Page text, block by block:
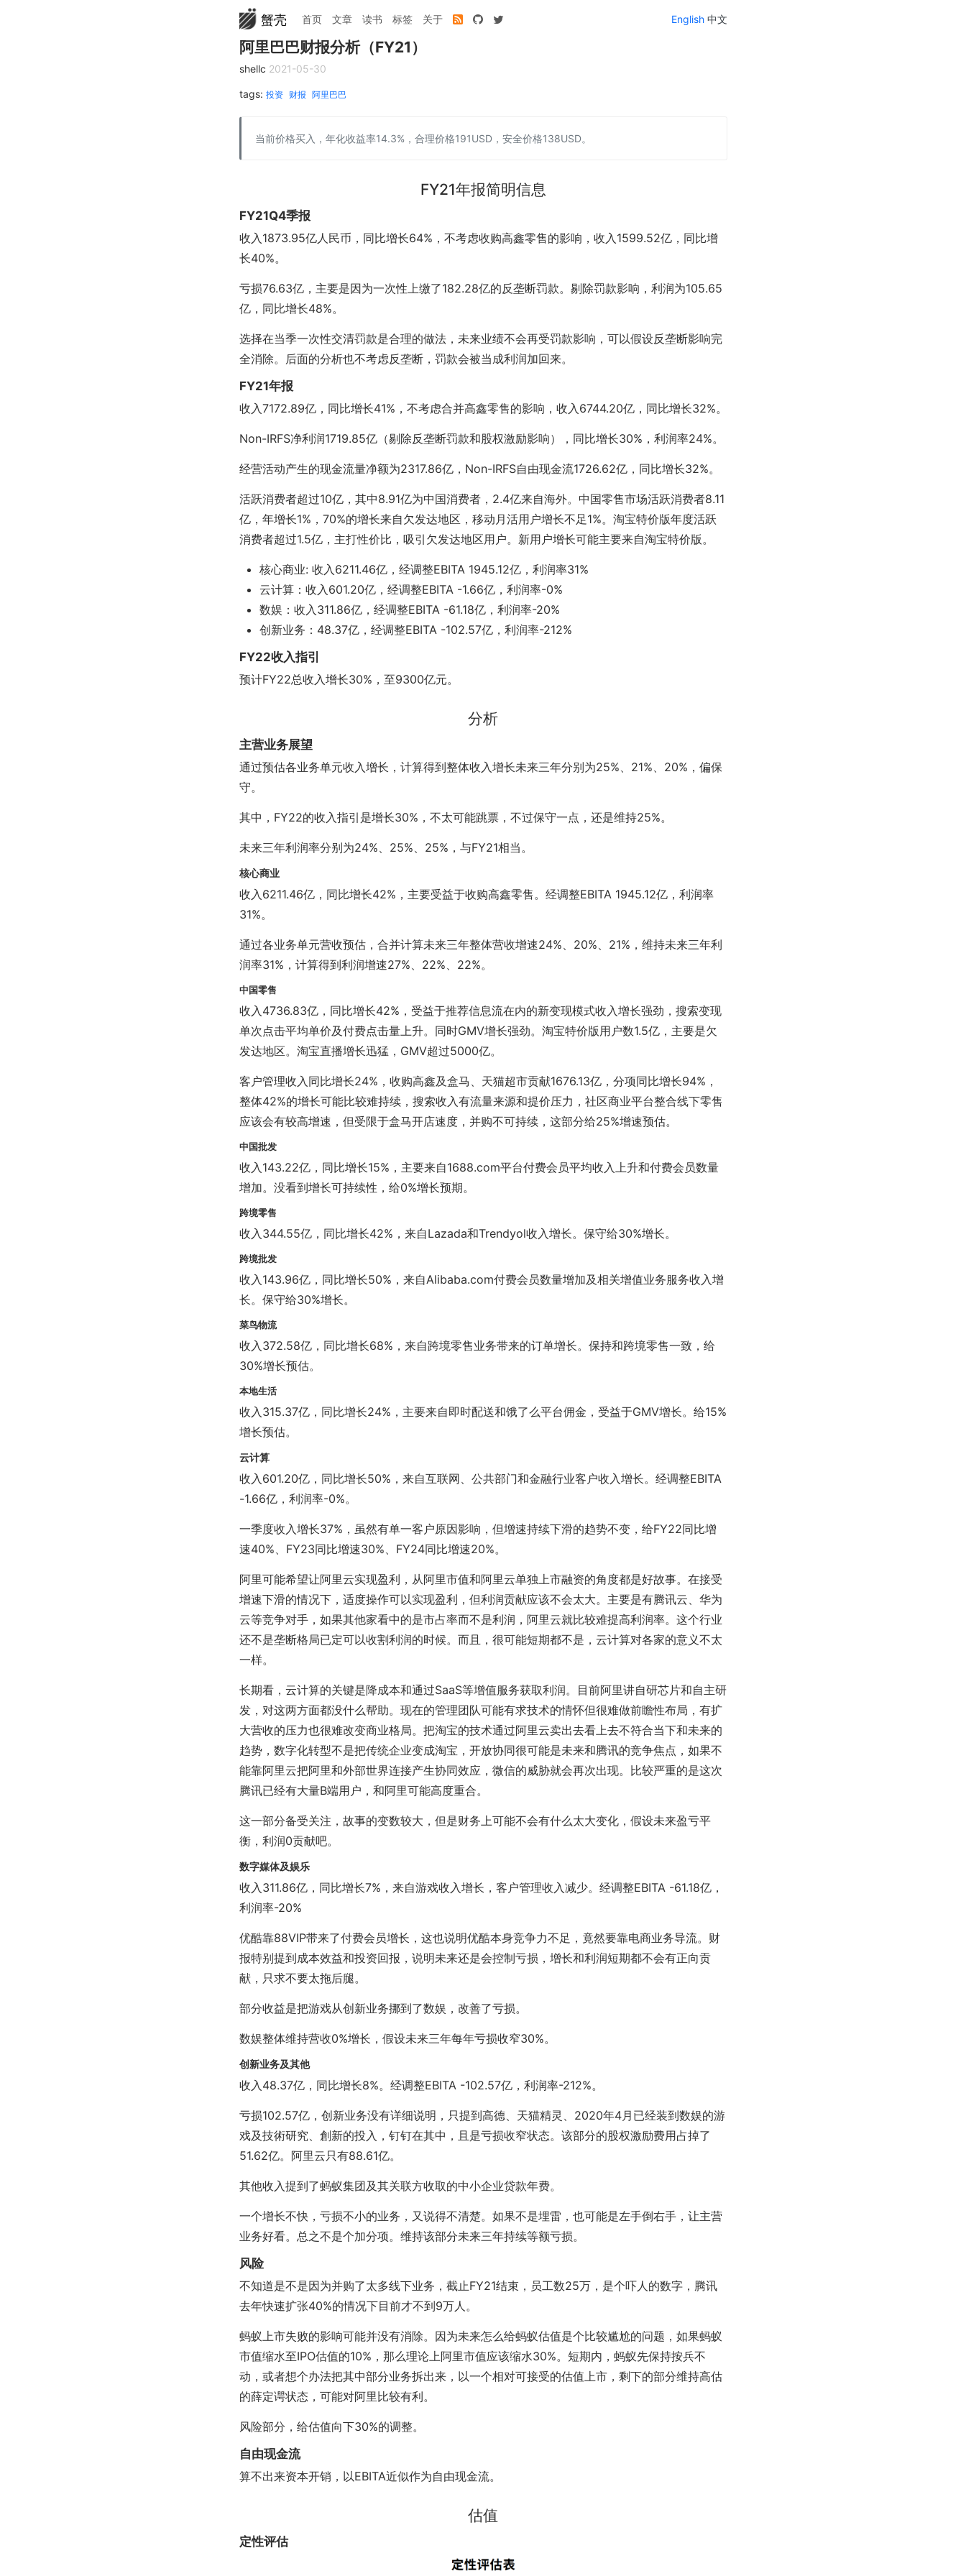
蟹壳 首页 文章 读书 标签 关于 English中文
阿里巴巴财报分析（FY21）
shellc 2021-05-30
tags: 投资 财报 阿里巴巴
当前价格买入，年化收益率14.3%，合理价格191USD，安全价格138USD。
FY21年报简明信息
FY21Q4季报
收入1873.95亿人民币，同比增长64%，不考虑收购高鑫零售的影响，收入1599.52亿，同比增
长40%。
亏损76.63亿，主要是因为一次性上缴了182.28亿的反垄断罚款。剔除罚款影响，利润为105.65
亿，同比增长48%。
选择在当季一次性交清罚款是合理的做法，未来业绩不会再受罚款影响，可以假设反垄断影响完
全消除。后面的分析也不考虑反垄断，罚款会被当成利润加回来。
FY21年报
收入7172.89亿，同比增长41%，不考虑合并高鑫零售的影响，收入6744.20亿，同比增长32%。
Non-IRFS净利润1719.85亿（剔除反垄断罚款和股权激励影响），同比增长30%，利润率24%。
经营活动产生的现金流量净额为2317.86亿，Non-IRFS自由现金流1726.62亿，同比增长32%。
活跃消费者超过10亿，其中8.91亿为中国消费者，2.4亿来自海外。中国零售市场活跃消费者8.11
亿，年增长1%，70%的增长来自欠发达地区，移动月活用户增长不足1%。淘宝特价版年度活跃
消费者超过1.5亿，主打性价比，吸引欠发达地区用户。新用户增长可能主要来自淘宝特价版。
核心商业: 收入6211.46亿，经调整EBITA 1945.12亿，利润率31%
云计算：收入601.20亿，经调整EBITA -1.66亿，利润率-0%
数娱：收入311.86亿，经调整EBITA -61.18亿，利润率-20%
创新业务：48.37亿，经调整EBITA -102.57亿，利润率-212%
FY22收入指引
预计FY22总收入增长30%，至9300亿元。
分析
主营业务展望
通过预估各业务单元收入增长，计算得到整体收入增长未来三年分别为25%、21%、20%，偏保
守。
其中，FY22的收入指引是增长30%，不太可能跳票，不过保守一点，还是维持25%。
未来三年利润率分别为24%、25%、25%，与FY21相当。
核心商业
收入6211.46亿，同比增长42%，主要受益于收购高鑫零售。经调整EBITA 1945.12亿，利润率
31%。
通过各业务单元营收预估，合并计算未来三年整体营收增速24%、20%、21%，维持未来三年利
润率31%，计算得到利润增速27%、22%、22%。
中国零售
收入4736.83亿，同比增长42%，受益于推荐信息流在内的新变现模式收入增长强劲，搜索变现
单次点击平均单价及付费点击量上升。同时GMV增长强劲。淘宝特价版用户数1.5亿，主要是欠
发达地区。淘宝直播增长迅猛，GMV超过5000亿。
客户管理收入同比增长24%，收购高鑫及盒马、天猫超市贡献1676.13亿，分项同比增长94%，
整体42%的增长可能比较难持续，搜索收入有流量来源和提价压力，社区商业平台整合线下零售
应该会有较高增速，但受限于盒马开店速度，并购不可持续，这部分给25%增速预估。
中国批发
收入143.22亿，同比增长15%，主要来自1688.com平台付费会员平均收入上升和付费会员数量
增加。没看到增长可持续性，给0%增长预期。
跨境零售
收入344.55亿，同比增长42%，来自Lazada和Trendyol收入增长。保守给30%增长。
跨境批发
收入143.96亿，同比增长50%，来自Alibaba.com付费会员数量增加及相关增值业务服务收入增
长。保守给30%增长。
菜鸟物流
收入372.58亿，同比增长68%，来自跨境零售业务带来的订单增长。保持和跨境零售一致，给
30%增长预估。
本地生活
收入315.37亿，同比增长24%，主要来自即时配送和饿了么平台佣金，受益于GMV增长。给15%
增长预估。
云计算
收入601.20亿，同比增长50%，来自互联网、公共部门和金融行业客户收入增长。经调整EBITA
-1.66亿，利润率-0%。
一季度收入增长37%，虽然有单一客户原因影响，但增速持续下滑的趋势不变，给FY22同比增
速40%、FY23同比增速30%、FY24同比增速20%。
阿里可能希望让阿里云实现盈利，从阿里市值和阿里云单独上市融资的角度都是好故事。在接受
增速下滑的情况下，适度操作可以实现盈利，但利润贡献应该不会太大。主要是有腾讯云、华为
云等竞争对手，如果其他家看中的是市占率而不是利润，阿里云就比较难提高利润率。这个行业
还不是垄断格局已定可以收割利润的时候。而且，很可能短期都不是，云计算对各家的意义不太
一样。
长期看，云计算的关键是降成本和通过SaaS等增值服务获取利润。目前阿里讲自研芯片和自主研
发，对这两方面都没什么帮助。现在的管理团队可能有求技术的情怀但很难做前瞻性布局，有扩
大营收的压力也很难改变商业格局。把淘宝的技术通过阿里云卖出去看上去不符合当下和未来的
趋势，数字化转型不是把传统企业变成淘宝，开放协同很可能是未来和腾讯的竞争焦点，如果不
能靠阿里云把阿里和外部世界连接产生协同效应，微信的威胁就会再次出现。比较严重的是这次
腾讯已经有大量B端用户，和阿里可能高度重合。
这一部分备受关注，故事的变数较大，但是财务上可能不会有什么太大变化，假设未来盈亏平
衡，利润0贡献吧。
数字媒体及娱乐
收入311.86亿，同比增长7%，来自游戏收入增长，客户管理收入减少。经调整EBITA -61.18亿，
利润率-20%
优酷靠88VIP带来了付费会员增长，这也说明优酷本身竞争力不足，竟然要靠电商业务导流。财
报特别提到成本效益和投资回报，说明未来还是会控制亏损，增长和利润短期都不会有正向贡
献，只求不要太拖后腿。
部分收益是把游戏从创新业务挪到了数娱，改善了亏损。
数娱整体维持营收0%增长，假设未来三年每年亏损收窄30%。
创新业务及其他
收入48.37亿，同比增长8%。经调整EBITA -102.57亿，利润率-212%。
亏损102.57亿，创新业务没有详细说明，只提到高德、天猫精灵、2020年4月已经装到数娱的游
戏及技術研究、創新的投入，钉钉在其中，且是亏损收窄状态。该部分的股权激励费用占掉了
51.62亿。阿里云只有88.61亿。
其他收入提到了蚂蚁集团及其关联方收取的中小企业贷款年费。
一个增长不快，亏损不小的业务，又说得不清楚。如果不是埋雷，也可能是左手倒右手，让主营
业务好看。总之不是个加分项。维持该部分未来三年持续等额亏损。
风险
不知道是不是因为并购了太多线下业务，截止FY21结束，员工数25万，是个吓人的数字，腾讯
去年快速扩张40%的情况下目前才不到9万人。
蚂蚁上市失败的影响可能并没有消除。因为未来怎么给蚂蚁估值是个比较尴尬的问题，如果蚂蚁
市值缩水至IPO估值的10%，那么理论上阿里市值应该缩水30%。短期内，蚂蚁先保持按兵不
动，或者想个办法把其中部分业务拆出来，以一个相对可接受的估值上市，剩下的部分维持高估
的薛定谔状态，可能对阿里比较有利。
风险部分，给估值向下30%的调整。
自由现金流
算不出来资本开销，以EBITA近似作为自由现金流。
估值
定性评估